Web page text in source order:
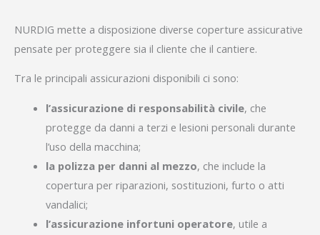
NURDIG mette a disposizione diverse coperture assicurative
pensate per proteggere sia il cliente che il cantiere.
Tra le principali assicurazioni disponibili ci sono:
l’assicurazione di responsabilità civile, che
protegge da danni a terzi e lesioni personali durante
l’uso della macchina;
la polizza per danni al mezzo, che include la
copertura per riparazioni, sostituzioni, furto o atti
vandalici;
l’assicurazione infortuni operatore, utile a